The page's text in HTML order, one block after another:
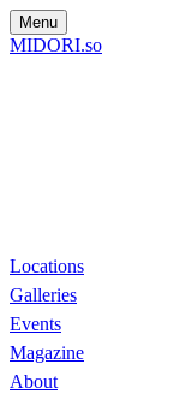
Menu
MIDORI.so
Locations
Galleries
Events
Magazine
About